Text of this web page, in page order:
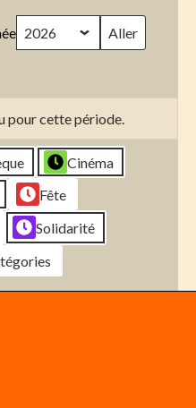
pour cette période.
Cinéma
Fête
Solidarité